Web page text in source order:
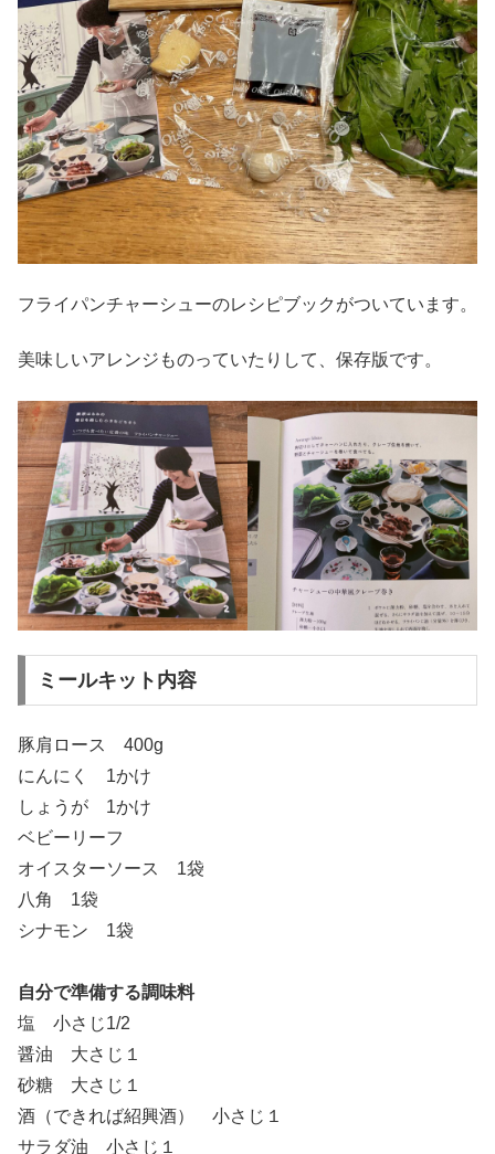
フライパンチャーシューのレシピブックがついています。
美味しいアレンジものっていたりして、保存版です。
ミールキット内容
豚肩ロース 400g
にんにく 1かけ
しょうが 1かけ
ベビーリーフ
オイスターソース 1袋
八角 1袋
シナモン 1袋
自分で準備する調味料
塩 小さじ1/2
醤油 大さじ１
砂糖 大さじ１
酒（できれば紹興酒） 小さじ１
サラダ油 小さじ１